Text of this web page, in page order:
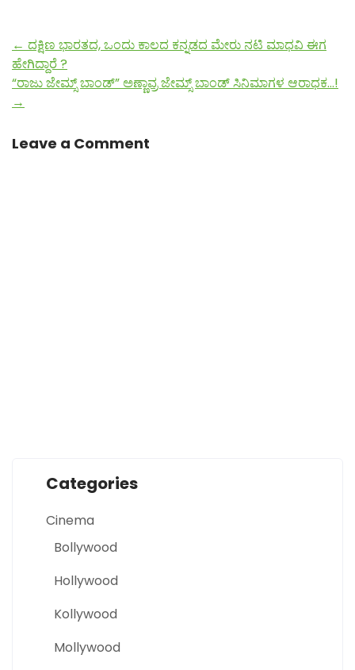
← ದಕ್ಷಿಣ ಭಾರತದ, ಒಂದು ಕಾಲದ ಕನ್ನಡದ ಮೇರು ನಟಿ ಮಾಧವಿ ಈಗ
ಹೇಗಿದ್ದಾರೆ ?
“ರಾಜು ಜೇಮ್ಸ್ ಬಾಂಡ್” ಅಣ್ಣಾವ್ರ ಜೇಮ್ಸ್ ಬಾಂಡ್ ಸಿನಿಮಾಗಳ ಆರಾಧಕ…!
→
Leave a Comment
Categories
Cinema
Bollywood
Hollywood
Kollywood
Mollywood